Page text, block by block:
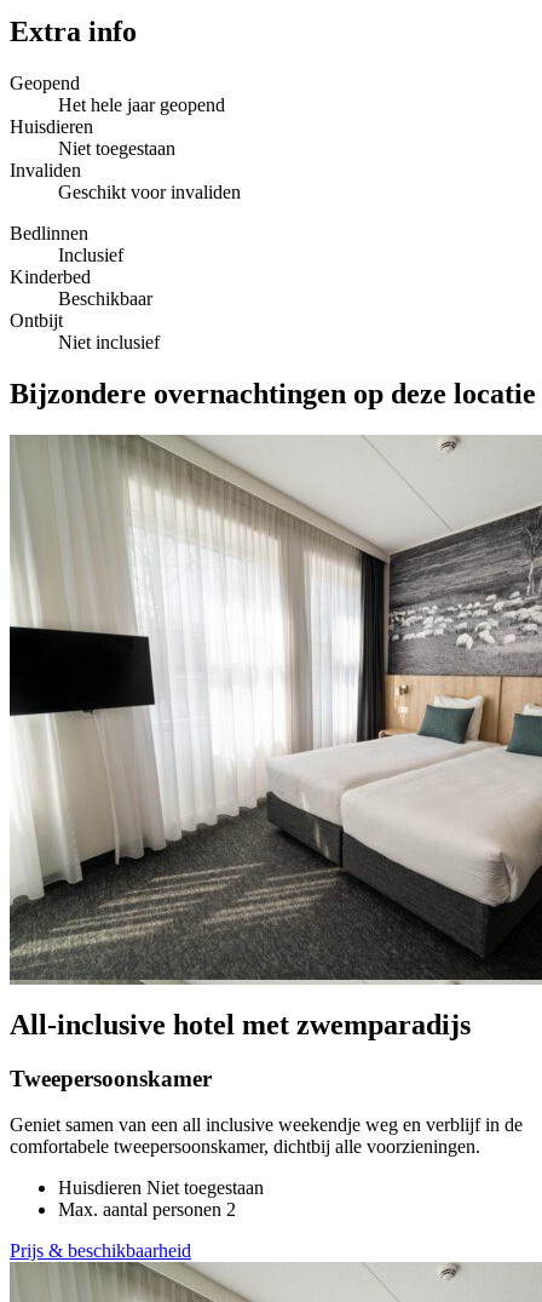
Extra info
Geopend
Het hele jaar geopend
Huisdieren
Niet toegestaan
Invaliden
Geschikt voor invaliden
Bedlinnen
Inclusief
Kinderbed
Beschikbaar
Ontbijt
Niet inclusief
Bijzondere overnachtingen op deze locatie
All-inclusive hotel met zwemparadijs
Tweepersoonskamer
Geniet samen van een all inclusive weekendje weg en verblijf in de
comfortabele tweepersoonskamer, dichtbij alle voorzieningen.
Huisdieren Niet toegestaan
Max. aantal personen 2
Prijs & beschikbaarheid